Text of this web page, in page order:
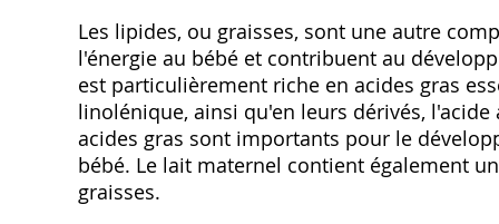
Les lipides, ou graisses, sont une autre
l'énergie au bébé et contribuent au
est particulièrement riche en acides gras
linolénique, ainsi qu'en leurs dérivés,
acides gras sont importants pour le
bébé. Le lait maternel contient également
graisses.